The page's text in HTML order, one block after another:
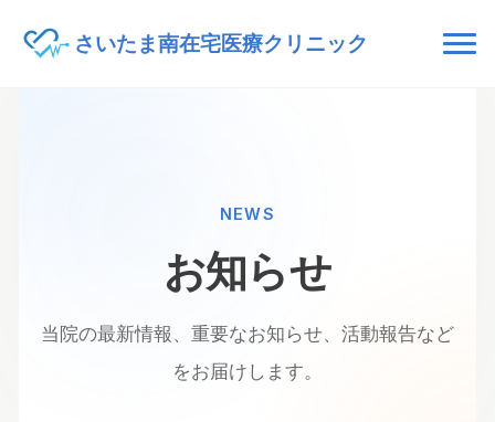
さいたま南在宅医療クリニック
NEWS
お知らせ
当院の最新情報、重要なお知らせ、活動報告など
をお届けします。